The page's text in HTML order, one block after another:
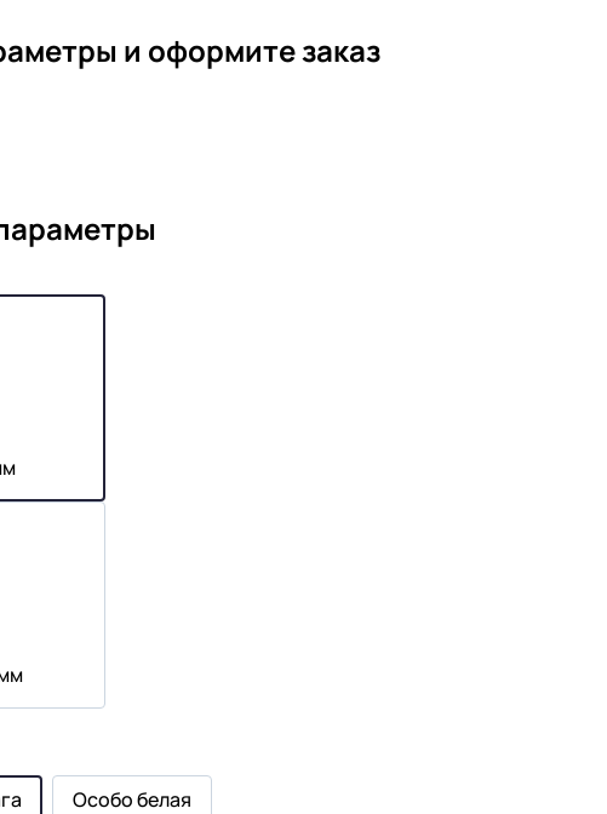
и оформите заказ
Особо белая